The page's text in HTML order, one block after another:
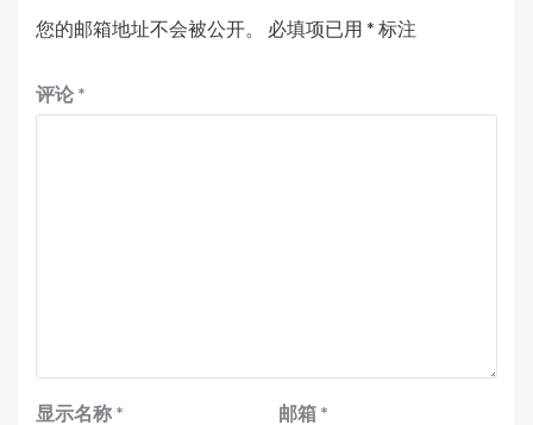
您的邮箱地址不会被公开。 必填项已用 * 标注
评论 *
显示名称 * 邮箱 *